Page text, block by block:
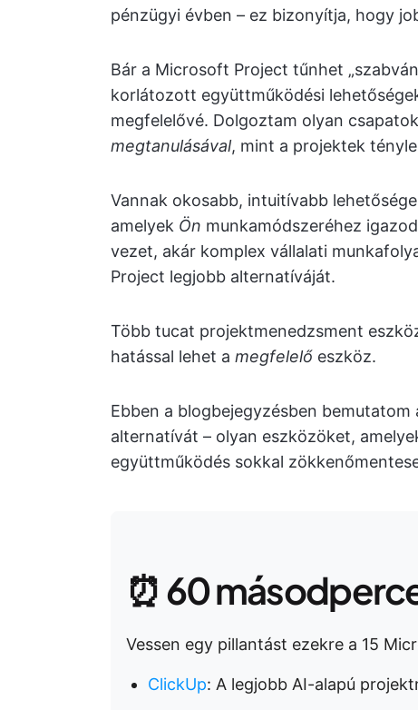
pénzügyi évben – ez bizonyítja, hogy
Bár a Microsoft Project tűnhet
korlátozott együttműködési
megfelelővé. Dolgoztam olyan
megtanulásával, mint a projektek
Vannak okosabb, intuitívabb
amelyek Ön munkamódszeréhez
vezet, akár komplex vállalati
Project legjobb alternatíváját.
Több tucat projektmenedzsment
hatással lehet a megfelelő eszköz.
Ebben a blogbejegyzésben
alternatívát – olyan eszközöket,
együttműködés sokkal
⏰ 60
Vessen egy pillantást ezekre a 15
ClickUp: A legjobb AI-alapú